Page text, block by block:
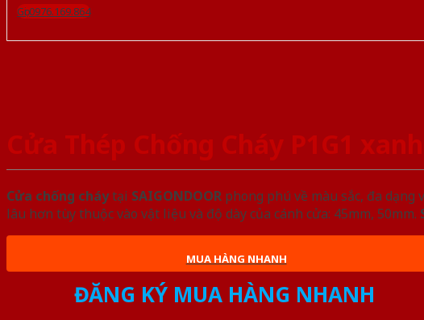
Gọi 0976.169.864
Cửa Thép Chống Cháy P1G1
Cửa chống cháytại SAIGONDOOR phong phú về màu sắc, đa
lâu hơn tùy thuộc vào vật liệu và độ dày của cánh cửa: 45mm, 50mm.
MUA HÀNG NHANH
ĐĂNG KÝ MUA HÀNG NHANH